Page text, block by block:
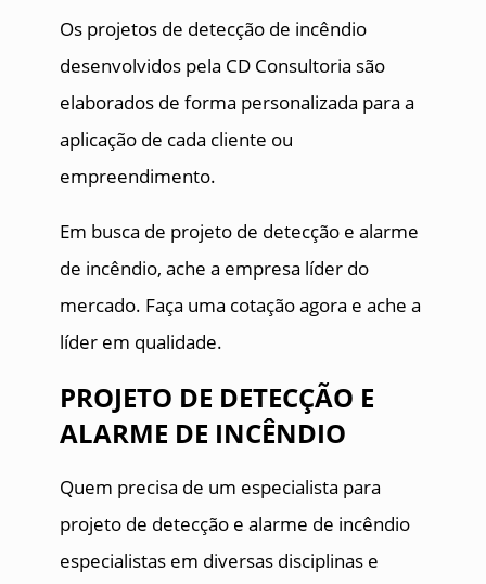
Os projetos de detecção de incêndio
desenvolvidos pela CD Consultoria são
elaborados de forma personalizada para a
aplicação de cada cliente ou
empreendimento.
Em busca de projeto de detecção e alarme
de incêndio, ache a empresa líder do
mercado. Faça uma cotação agora e ache a
líder em qualidade.
PROJETO DE DETECÇÃO E
ALARME DE INCÊNDIO
Quem precisa de um especialista para
projeto de detecção e alarme de incêndio
especialistas em diversas disciplinas e